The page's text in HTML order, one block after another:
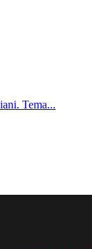
Tema...